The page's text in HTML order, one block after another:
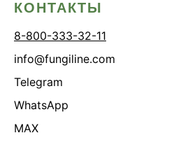
КОНТАКТЫ
8-800-333-32-11
info@fungiline.com
Telegram
WhatsApp
MAX